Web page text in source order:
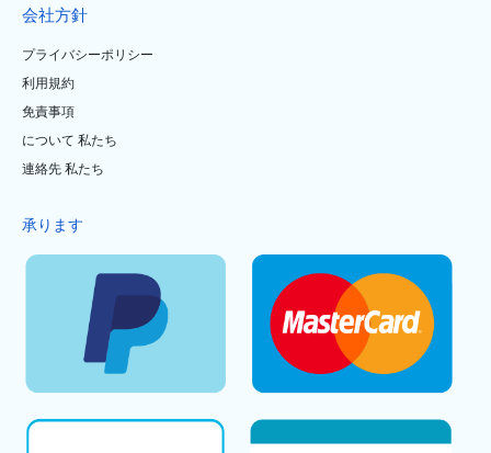
会社方針
プライバシーポリシー
利用規約
免責事項
について 私たち
連絡先 私たち
承ります